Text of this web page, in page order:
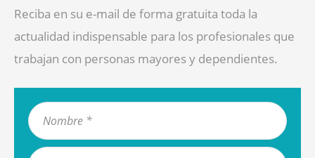
Reciba en su e-mail de forma gratuita toda la
actualidad indispensable para los profesionales que
trabajan con personas mayores y dependientes.